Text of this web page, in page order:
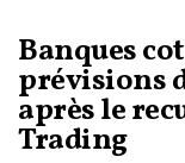
Banques
prévisions
après le
Trading